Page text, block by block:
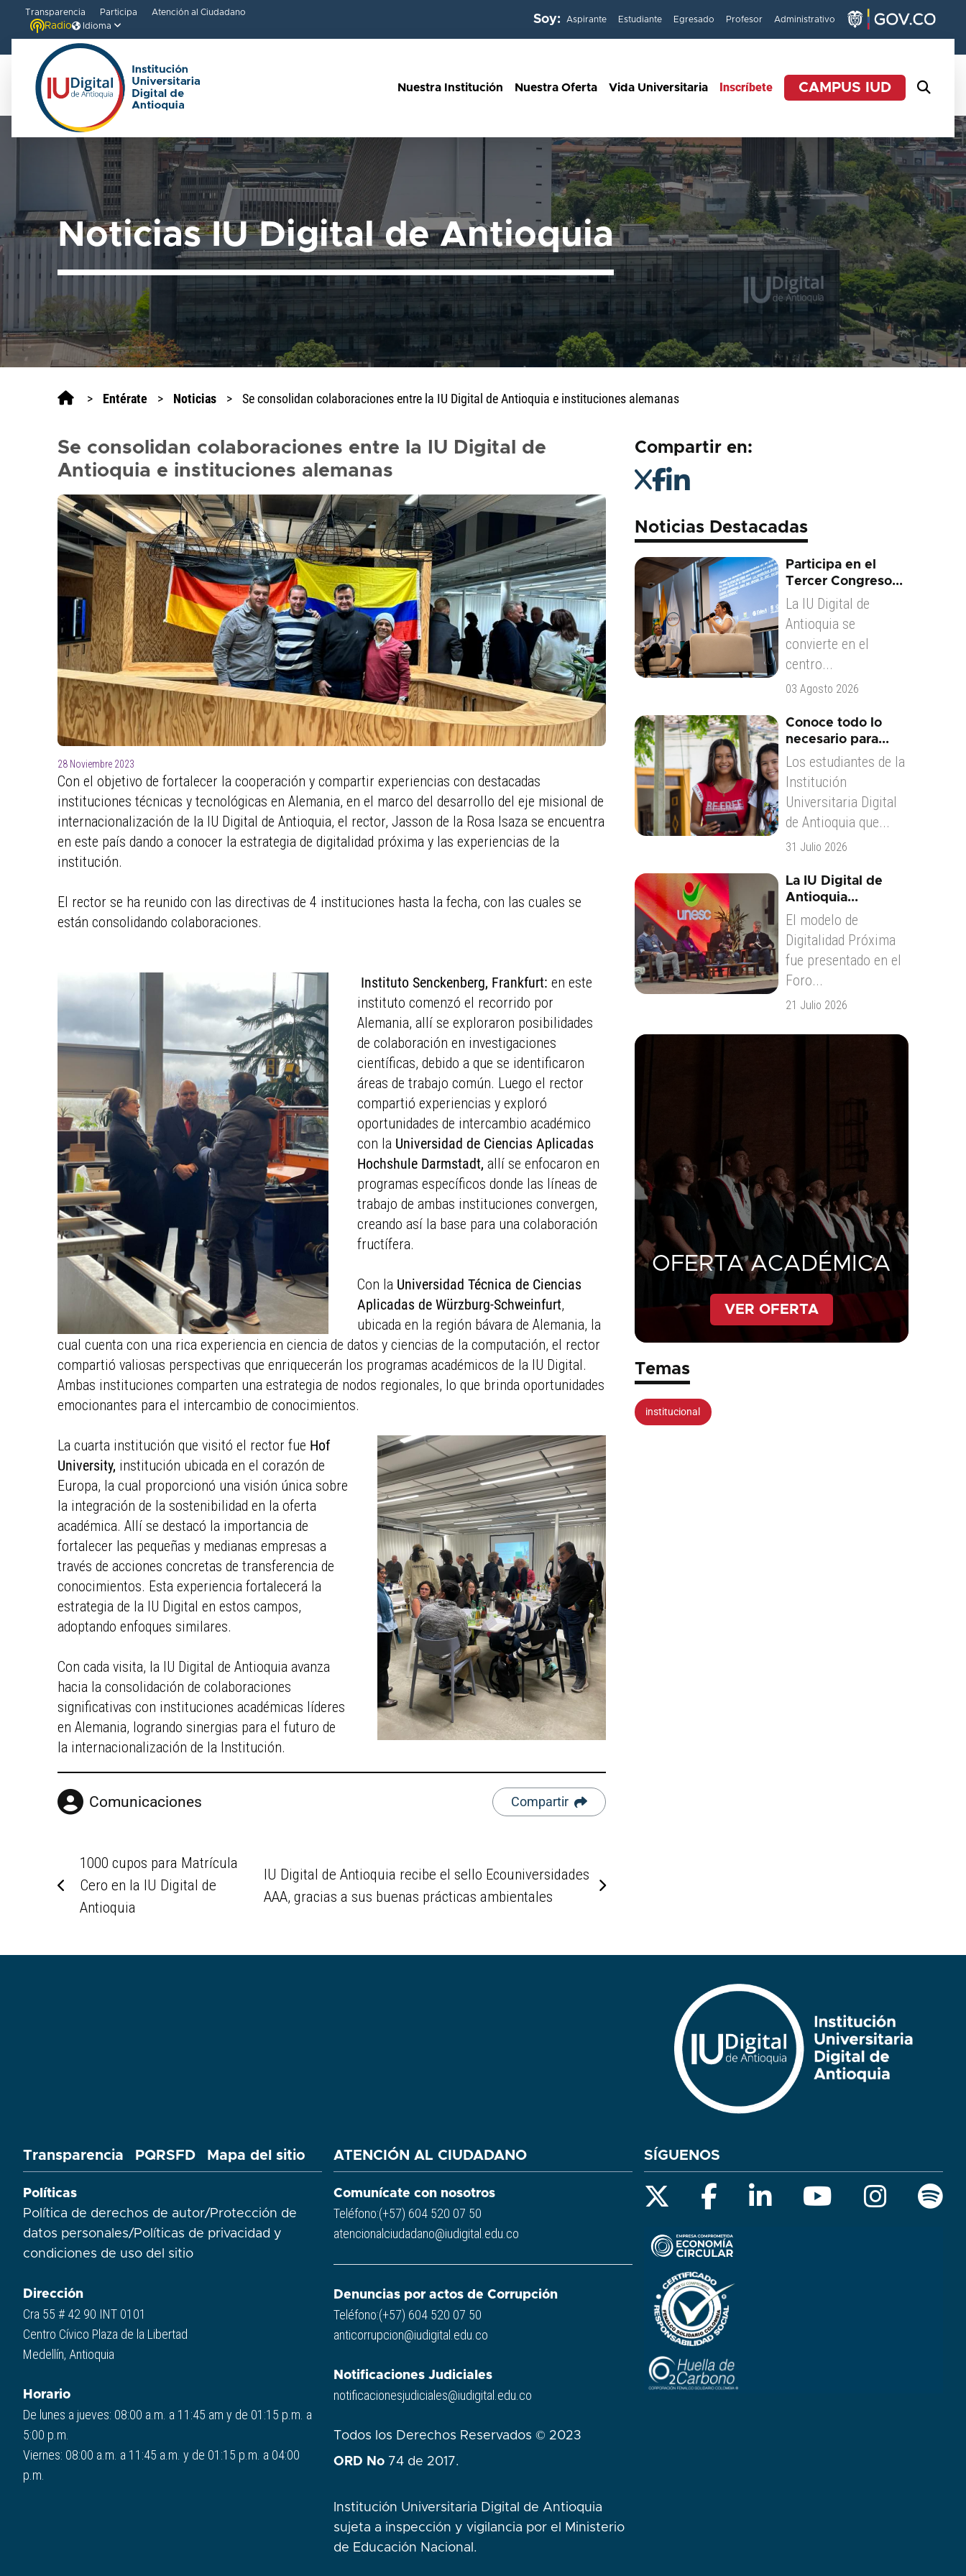
Transparencia Participa Atención al Ciudadano
Radio Idioma Soy: Aspirante Estudiante Egresado Profesor Administrativo
Nuestra Institución Nuestra Oferta Vida Universitaria Inscríbete CAMPUS IUD
Noticias IU Digital de Antioquia
> Entérate > Noticias > Se consolidan colaboraciones entre la IU Digital de Antioquia e instituciones alemanas
Se consolidan colaboraciones entre la IU Digital de
Antioquia e instituciones alemanas
28 Noviembre 2023
Con el objetivo de fortalecer la cooperación y compartir experiencias con destacadas
instituciones técnicas y tecnológicas en Alemania, en el marco del desarrollo del eje misional de
internacionalización de la IU Digital de Antioquia, el rector, Jasson de la Rosa Isaza se encuentra
en este país dando a conocer la estrategia de digitalidad próxima y las experiencias de la
institución.
El rector se ha reunido con las directivas de 4 instituciones hasta la fecha, con las cuales se
están consolidando colaboraciones.
Instituto Senckenberg, Frankfurt: en este
instituto comenzó el recorrido por
Alemania, allí se exploraron posibilidades
de colaboración en investigaciones
científicas, debido a que se identificaron
áreas de trabajo común. Luego el rector
compartió experiencias y exploró
oportunidades de intercambio académico
con la Universidad de Ciencias Aplicadas
Hochshule Darmstadt, allí se enfocaron en
programas específicos donde las líneas de
trabajo de ambas instituciones convergen,
creando así la base para una colaboración
fructífera.
Con la Universidad Técnica de Ciencias
Aplicadas de Würzburg-Schweinfurt,
ubicada en la región bávara de Alemania, la
cual cuenta con una rica experiencia en ciencia de datos y ciencias de la computación, el rector
compartió valiosas perspectivas que enriquecerán los programas académicos de la IU Digital.
Ambas instituciones comparten una estrategia de nodos regionales, lo que brinda oportunidades
emocionantes para el intercambio de conocimientos.
La cuarta institución que visitó el rector fue Hof
University, institución ubicada en el corazón de
Europa, la cual proporcionó una visión única sobre
la integración de la sostenibilidad en la oferta
académica. Allí se destacó la importancia de
fortalecer las pequeñas y medianas empresas a
través de acciones concretas de transferencia de
conocimientos. Esta experiencia fortalecerá la
estrategia de la IU Digital en estos campos,
adoptando enfoques similares.
Con cada visita, la IU Digital de Antioquia avanza
hacia la consolidación de colaboraciones
significativas con instituciones académicas líderes
en Alemania, logrando sinergias para el futuro de
la internacionalización de la Institución.
Comunicaciones Compartir
1000 cupos para Matrícula
Cero en la IU Digital de
Antioquia
IU Digital de Antioquia recibe el sello Ecouniversidades
AAA, gracias a sus buenas prácticas ambientales
Compartir en:
Noticias Destacadas
Participa en el
Tercer Congreso...
La IU Digital de
Antioquia se
convierte en el
centro...
03 Agosto 2026
Conoce todo lo
necesario para...
Los estudiantes de la
Institución
Universitaria Digital
de Antioquia que...
31 Julio 2026
La IU Digital de
Antioquia...
El modelo de
Digitalidad Próxima
fue presentado en el
Foro...
21 Julio 2026
OFERTA ACADÉMICA
VER OFERTA
Temas
institucional
Transparencia PQRSFD Mapa del sitio
Políticas
Política de derechos de autor/Protección de
datos personales/Políticas de privacidad y
condiciones de uso del sitio​
Dirección
Cra 55 # 42 90 INT 0101
Centro Cívico Plaza de la Libertad
Medellín, Antioquia
Horario
De lunes a jueves: 08:00 a.m. a 11:45 am y de 01:15 p.m. a
5:00 p.m.
Viernes: 08:00 a.m. a 11:45 a.m. y de 01:15 p.m. a 04:00
p.m.
ATENCIÓN AL CIUDADANO
Comunícate con nosotros
Teléfono:(+57) 604 520 07 50
atencionalciudadano@iudigital.edu.co
Denuncias por actos de Corrupción
Teléfono:(+57) 604 520 07 50
anticorrupcion@iudigital.edu.co
Notificaciones Judiciales
notificacionesjudiciales@iudigital.edu.co
Todos los Derechos Reservados © 2023
ORD No 74 de 2017.
Institución Universitaria Digital de Antioquia
sujeta a inspección y vigilancia por el Ministerio
de Educación Nacional.
SÍGUENOS